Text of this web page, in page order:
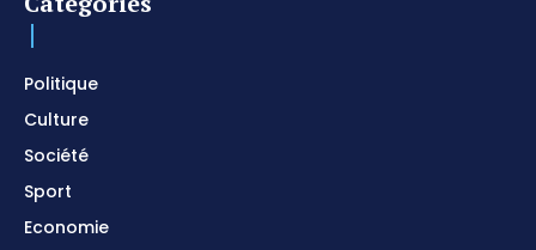
Politique
Culture
Société
Sport
Economie